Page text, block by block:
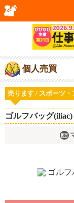
個人売買
売ります / スポーツ・
ゴルフバッグ